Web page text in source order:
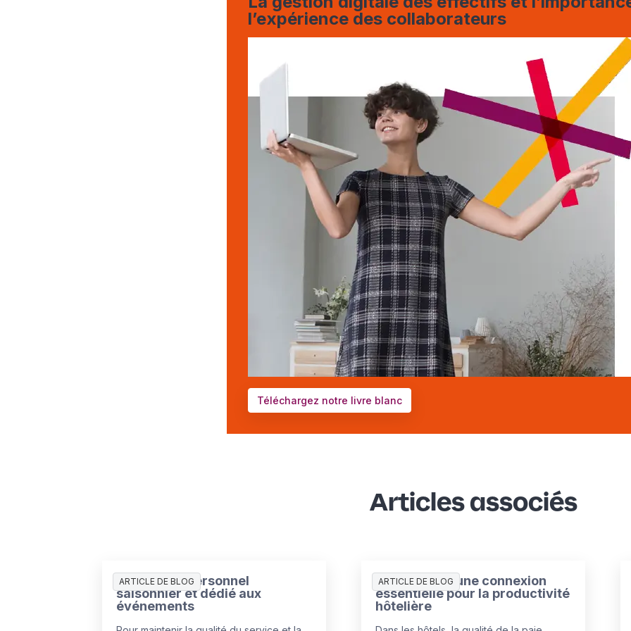
l’expérience des collaborateurs
Téléchargez notre livre blanc
Articles associés
ARTICLE DE BLOG
Gestion du personnel
saisonnier et dédié aux
événements
ARTICLE DE BLOG
Paie et GTA : une connexion
essentielle pour la productivité
hôtelière